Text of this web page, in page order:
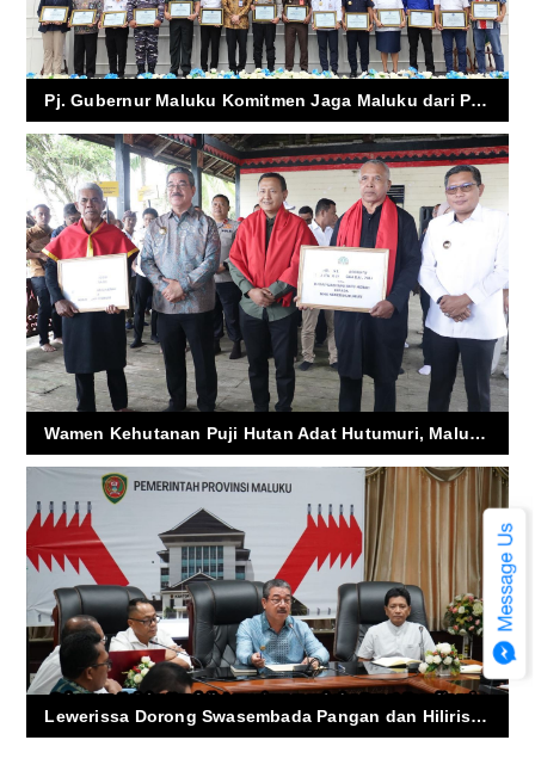
Pj. Gubernur Maluku Komitmen Jaga Maluku dari Peredaran Narkoba
Wamen Kehutanan Puji Hutan Adat Hutumuri, Maluku Jadi Role Model Nasional
Lewerissa Dorong Swasembada Pangan dan Hilirisasi Pertanian Maluku